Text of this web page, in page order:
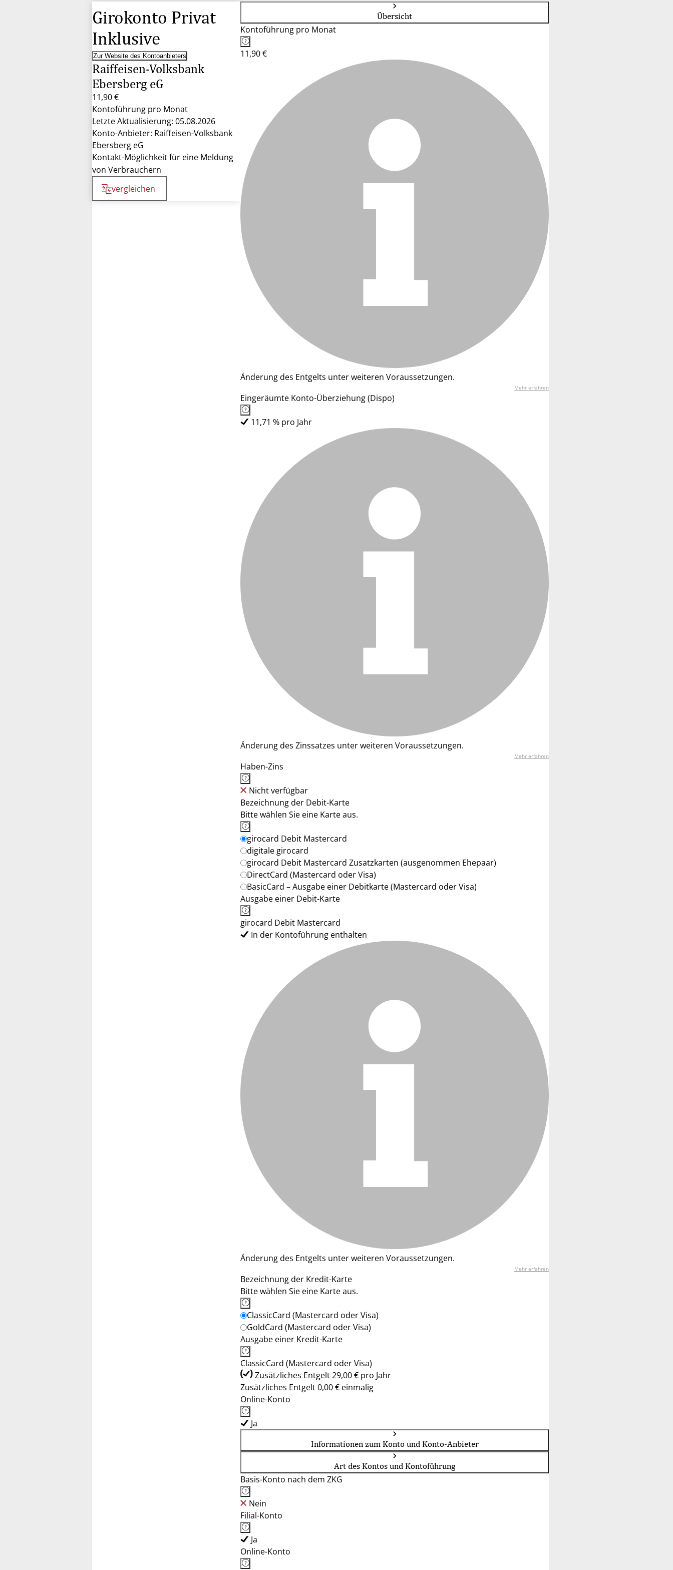
Girokonto Privat
Inklusive
Zur Website des Kontoanbieters
Raiffeisen-Volksbank
Ebersberg eG
11,90 €
Kontoführung pro Monat
Letzte Aktualisierung: 05.08.2026
Konto-Anbieter: Raiffeisen-Volksbank
Ebersberg eG
Kontakt-Möglichkeit für eine Meldung
von Verbrauchern
vergleichen
Übersicht
Kontoführung pro Monat
11,90 €
Änderung des Entgelts unter weiteren Voraussetzungen.
Mehr erfahren
Eingeräumte Konto-Überziehung (Dispo)
11,71 % pro Jahr
Änderung des Zinssatzes unter weiteren Voraussetzungen.
Mehr erfahren
Haben-Zins
Nicht verfügbar
Bezeichnung der Debit-Karte
Bitte wählen Sie eine Karte aus.
girocard Debit Mastercard
digitale girocard
girocard Debit Mastercard Zusatzkarten (ausgenommen Ehepaar)
DirectCard (Mastercard oder Visa)
BasicCard – Ausgabe einer Debitkarte (Mastercard oder Visa)
Ausgabe einer Debit-Karte
girocard Debit Mastercard
In der Kontoführung enthalten
Änderung des Entgelts unter weiteren Voraussetzungen.
Mehr erfahren
Bezeichnung der Kredit-Karte
Bitte wählen Sie eine Karte aus.
ClassicCard (Mastercard oder Visa)
GoldCard (Mastercard oder Visa)
Ausgabe einer Kredit-Karte
ClassicCard (Mastercard oder Visa)
Zusätzliches Entgelt 29,00 € pro Jahr
Zusätzliches Entgelt 0,00 € einmalig
Online-Konto
Ja
Informationen zum Konto und Konto-Anbieter
Art des Kontos und Kontoführung
Basis-Konto nach dem ZKG
Nein
Filial-Konto
Ja
Online-Konto